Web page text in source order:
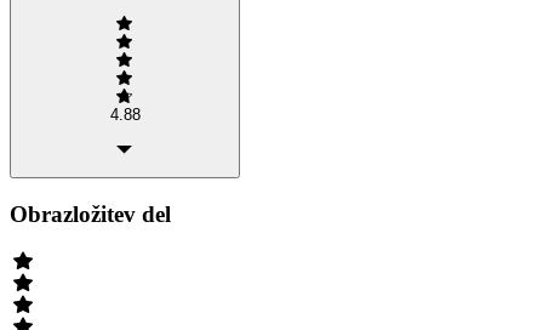
4.88
Obrazložitev del